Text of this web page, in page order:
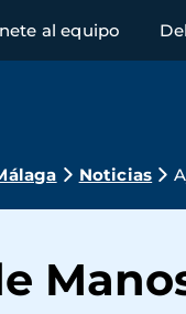
al equipo
Noticias